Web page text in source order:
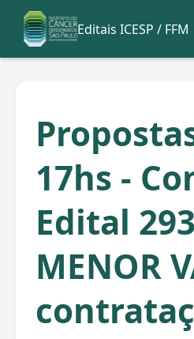
Editais ICESP / FFM
17hs -
Edital
MENOR